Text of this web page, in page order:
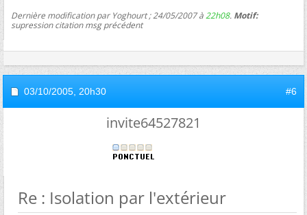
Dernière modification par Yoghourt ; 24/05/2007 à22h08. Motif:
supression citation msg précédent
03/10/2005, 20h30 #6
invite64527821
Re : Isolation par l'extérieur